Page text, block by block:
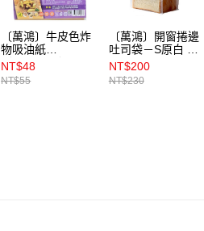
免運費
〔萬鴻〕牛皮色炸
物吸油紙
（22x20cm）50入
NT$48
NT$55
〔萬鴻〕開窗捲邊
吐司袋－S原白 50
入
NT$200
NT$230